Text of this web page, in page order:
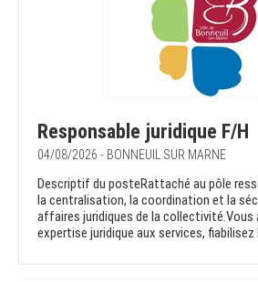
Responsable juridique F/H
04/08/2026 - BONNEUIL SUR MARNE
Descriptif du posteRattaché au pôle
la centralisation, la coordination et la
affaires juridiques de la collectivité.Vous
expertise juridique aux services,